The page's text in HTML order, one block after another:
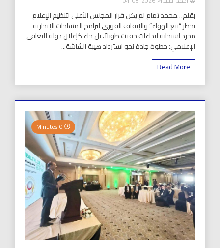
بقلم…محمد تمام لم يكن قرار المجلس الأعلى لتنظيم الإعلام
بحظر “بيع الهواء” والإيقاف الفوري لبرامج المساحات الإيجارية
مجرد استجابة لنداءات خفتت طويلاً، بل جاء كإعلان دولة للتعافي
الإعلامي؛ خطوة جادة نحو استرداد هيبة الشاشة...
Read More